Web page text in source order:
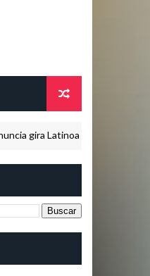
Latinoamericana este 2026